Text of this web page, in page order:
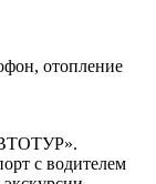
отопление
с водителем